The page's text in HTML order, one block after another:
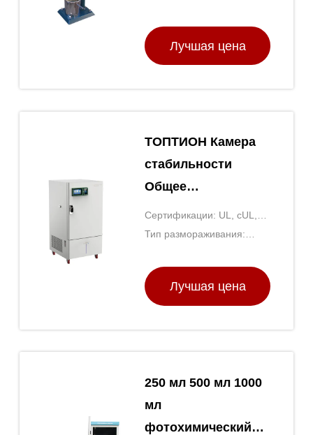
Лучшая цена
ТОПТИОН Камера
стабильности
Общее
лабораторное
оборудование для
Сертификации: UL, cUL,
CE
Тип размораживания:
Лучшая цена
250 мл 500 мл 1000
мл
фотохимический